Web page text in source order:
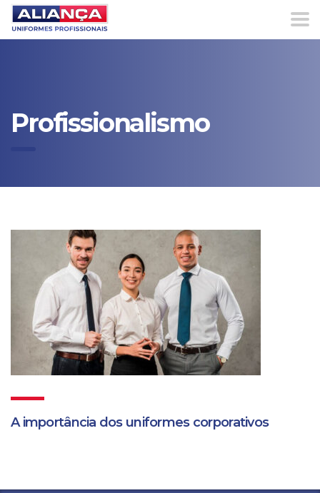
Profissionalismo
A importância dos uniformes corporativos